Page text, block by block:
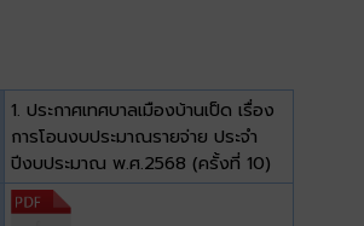
1. ประกาศเทศบาลเมืองบ้านเป็ด เรื่อง
การโอนงบประมาณรายจ่าย ประจำ
ปีงบประมาณ พ.ศ.2568 (ครั้งที่ 10)